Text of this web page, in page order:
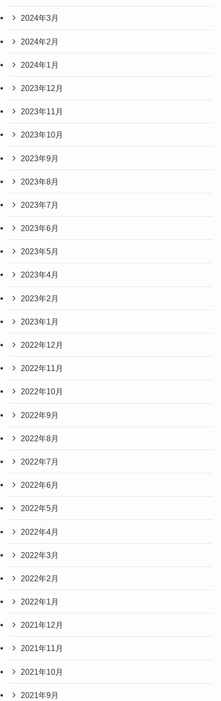
2024年3月
2024年2月
2024年1月
2023年12月
2023年11月
2023年10月
2023年9月
2023年8月
2023年7月
2023年6月
2023年5月
2023年4月
2023年2月
2023年1月
2022年12月
2022年11月
2022年10月
2022年9月
2022年8月
2022年7月
2022年6月
2022年5月
2022年4月
2022年3月
2022年2月
2022年1月
2021年12月
2021年11月
2021年10月
2021年9月